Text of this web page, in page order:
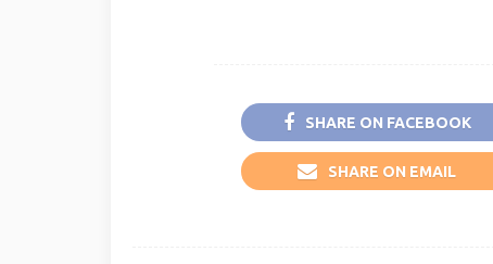
SHARE ON FACEBOOK
SHARE ON EMAIL